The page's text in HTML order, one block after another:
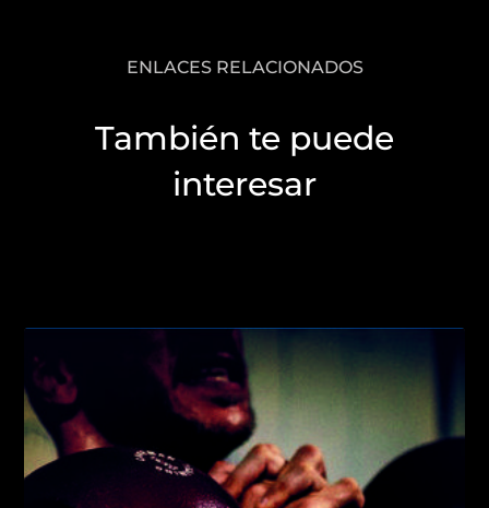
ENLACES RELACIONADOS
También te puede
interesar